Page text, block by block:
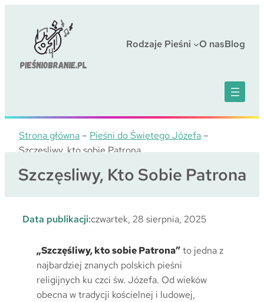
Rodzaje Pieśni O nasBlog
Strona główna – Pieśni do Świętego Józefa –
Szczęsliwy, kto sobie Patrona
Szczęsliwy, Kto Sobie Patrona
Data publikacji:czwartek, 28 sierpnia, 2025
„Szczęśliwy, kto sobie Patrona”to jedna z
najbardziej znanych polskich pieśni
religijnych ku czci św. Józefa. Od wieków
obecna w tradycji kościelnej i ludowej,